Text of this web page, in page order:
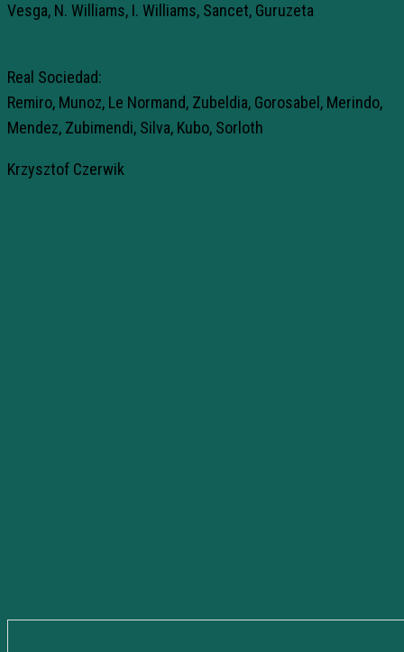
Vesga, N. Williams, I. Williams, Sancet, Guruzeta
Real Sociedad:
Remiro, Munoz, Le Normand, Zubeldia, Gorosabel, Merindo,
Mendez, Zubimendi, Silva, Kubo, Sorloth
Krzysztof Czerwik